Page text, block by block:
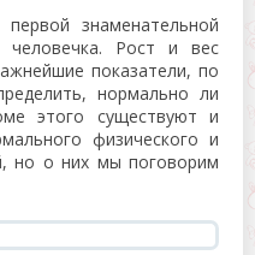
знаменательной
Рост и вес
показатели, по
нормально ли
этого существуют и
физического и
но о них мы поговорим